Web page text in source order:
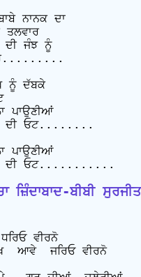
ਨਾਨਕ ਦਾ
ਦੀ ਜੰਝ ਨੂੰ
ਨੂੰ ਦੱਬਕੇ
ਪਾਉਣੀਆਂ
ਦੀ ਓਟ........
ਪਾਉਣੀਆਂ
ਜ਼ਿੰਦਾਬਾਦ-ਬੀਬੀ
ਵੀਰਨੋ
ਆਵੇ  ਜਰਿਓ ਵੀਰਨੋ